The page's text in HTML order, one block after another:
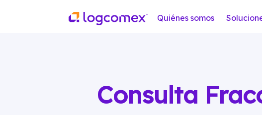
Quiénes somos
Consulta